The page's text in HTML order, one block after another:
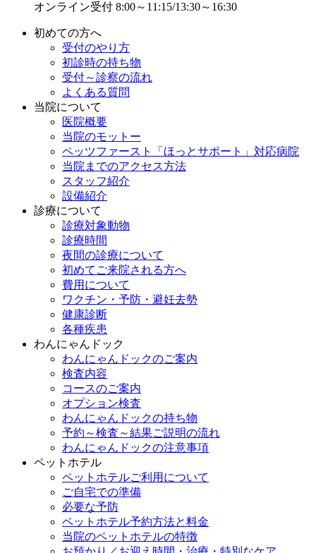
オンライン受付 8:00～11:15/13:30～16:30
初めての方へ
受付のやり方
初診時の持ち物
受付～診察の流れ
よくある質問
当院について
医院概要
当院のモットー
ペッツファースト「ほっとサポート」対応病院
当院までのアクセス方法
スタッフ紹介
設備紹介
診療について
診療対象動物
診療時間
夜間の診療について
初めてご来院される方へ
費用について
ワクチン・予防・避妊去勢
健康診断
各種疾患
わんにゃんドック
わんにゃんドックのご案内
検査内容
コースのご案内
オプション検査
わんにゃんドックの持ち物
予約～検査～結果ご説明の流れ
わんにゃんドックの注意事項
ペットホテル
ペットホテルご利用について
ご自宅での準備
必要な予防
ペットホテル予約方法と料金
当院のペットホテルの特徴